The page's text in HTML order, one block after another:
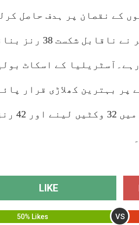
دیا اور میزبان نے 4 وکٹوں کے نقصان پر ہدف
اننگز ڈیبیو کرنے والے بیو ویسٹر
ناٹ آوٹ رہے۔آسٹریلیا کے اسکاٹ
حاصل کرنے پر بہترین کھلاڑی قرار
بھارت کے
LIKE
50% Likes VS